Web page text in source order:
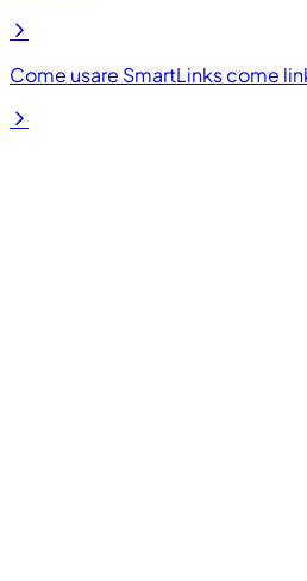
Come usare SmartLinks come